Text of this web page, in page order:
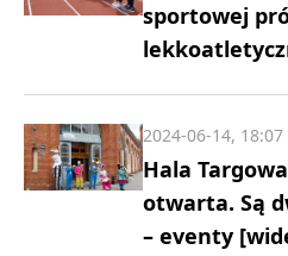
sportowej
Hala
otwarta. Są
– eventy
2024-06-14, 18:07